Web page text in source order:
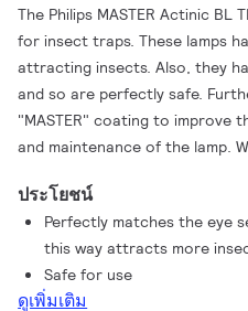
The Philips MASTER Actinic BL
for insect traps. These lamps
attracting insects. Also, they
and so are perfectly safe.
"MASTER" coating to improve
and maintenance of the lamp.
combined with their high
best choice for the
you can apply a special
components together in the
eliminates the risk of glass
ประโยชน์
Perfectly matches the eye
this way attracts more
Safe for use
ดูเพิ่มเติม